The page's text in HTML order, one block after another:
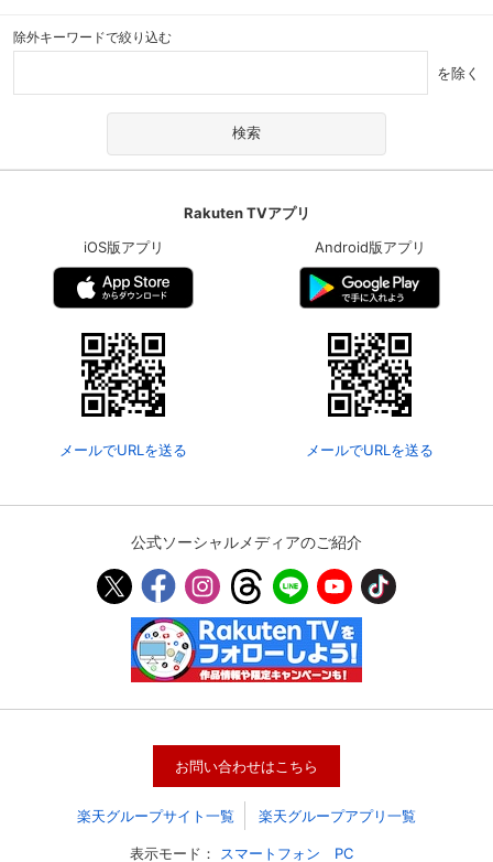
会員情報変更
基本情報、本人連絡先、パスワード 、クレ
ジットカード情報の変更が可能です。
決済方法変更 決済方法の変更が可能です。
現在獲得済みのお得なクーポンを確認でき
レンタル、購入、定額見放題の購入履歴の
確認が可能です。こちらから視聴いただく
お気に入りに登録した作品を確認できま
す。お気に入りに追加した作品の削除も可
の削除も可能です。
視聴年齢制限
サイト内で表示される作品の表示制限が可
能です。5段階の年齢区分から選択できま
す。
除外キーワードで絞り込む
を除く
Rakuten TVアプリ
iOS版アプリ
メールでURLを送る
Android版アプリ
メールでURLを送る
公式ソーシャルメディアのご紹介
お問い合わせはこちら
楽天グループサイト一覧 楽天グループアプリ一覧
表示モード： スマートフォン PC